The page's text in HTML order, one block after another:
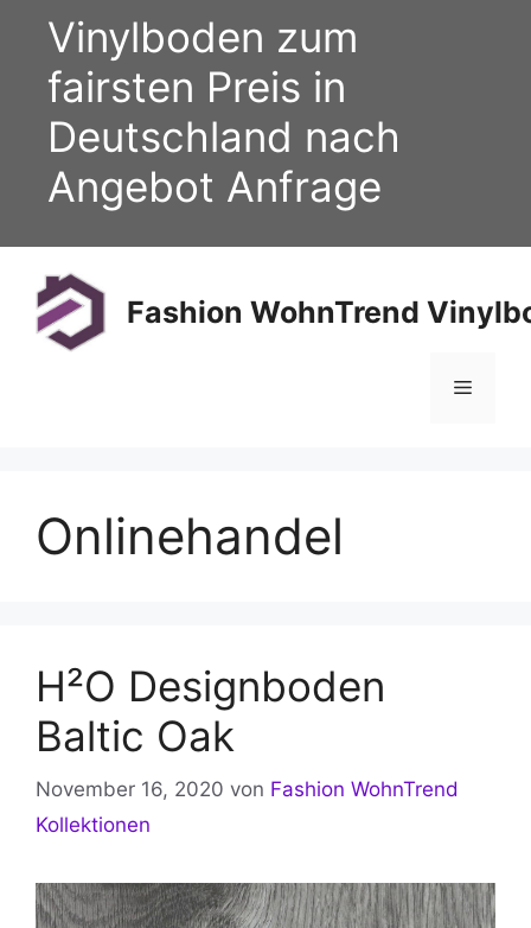
springen
Vinylboden zum
fairsten Preis in
Deutschland nach
Angebot Anfrage
Fashion WohnTrend
Menü
Onlinehandel
H²O Designboden
Baltic Oak
November 16, 2020 von Fashion WohnTrend
Kollektionen